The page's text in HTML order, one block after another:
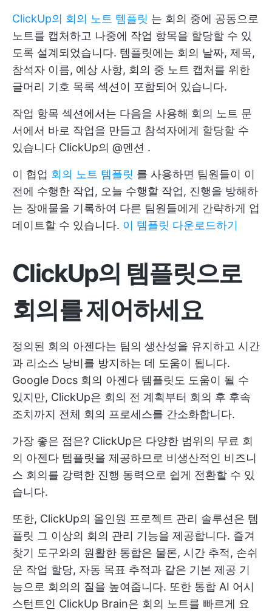
ClickUp의 회의 노트 템플릿 는 회의 중에 공동으로
노트를 캡처하고 나중에 작업 항목을 할당할 수 있
도록 설계되었습니다. 템플릿에는 회의 날짜, 제목,
참석자 이름, 예상 사항, 회의 중 노트 캡처를 위한
글머리 기호 목록 섹션이 포함되어 있습니다.
작업 항목 섹션에서는 다음을 사용해 회의 노트 문
서에서 바로 작업을 만들고 참석자에게 할당할 수
있습니다 ClickUp의 @멘션 .
이 협업 회의 노트 템플릿 를 사용하면 팀원들이 이
전에 수행한 작업, 오늘 수행할 작업, 진행을 방해하
는 장애물을 기록하여 다른 팀원들에게 간략하게 업
데이트할 수 있습니다. 이 템플릿 다운로드하기
ClickUp의 템플릿으로
회의를 제어하세요
정의된 회의 아젠다는 팀의 생산성을 유지하고 시간
과 리소스 낭비를 방지하는 데 도움이 됩니다.
Google Docs 회의 아젠다 템플릿도 도움이 될 수
있지만, ClickUp은 회의 전 계획부터 회의 후 후속
조치까지 전체 회의 프로세스를 간소화합니다.
가장 좋은 점은? ClickUp은 다양한 범위의 무료 회
의 아젠다 템플릿을 제공하므로 비생산적인 비즈니
스 회의를 강력한 진행 동력으로 쉽게 전환할 수 있
습니다.
또한, ClickUp의 올인원 프로젝트 관리 솔루션은 템
플릿 그 이상의 회의 관리 기능을 제공합니다. 즐겨
찾기 도구와의 원활한 통합은 물론, 시간 추적, 손쉬
운 작업 할당, 자동 목표 추적과 같은 기본 제공 기
능으로 회의의 질을 높여줍니다. 또한 통합 AI 어시
스턴트인 ClickUp Brain은 회의 노트를 빠르게 요